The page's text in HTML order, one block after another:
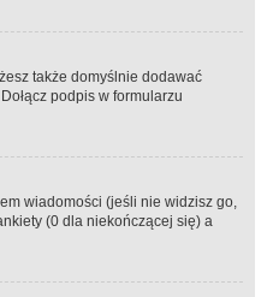
także domyślnie dodawać
podpis w formularzu
wiadomości (jeśli nie widzisz go,
(0 dla niekończącej się) a